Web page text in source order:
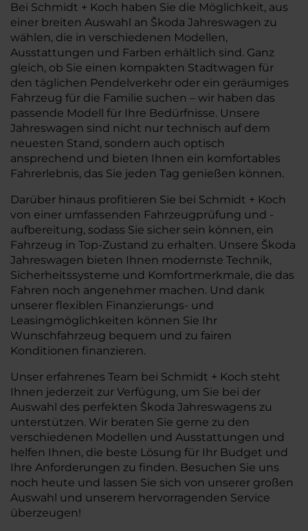
Bei Schmidt + Koch haben Sie die Möglichkeit, aus
einer breiten Auswahl an Škoda Jahreswagen zu
wählen, die in verschiedenen Modellen,
Ausstattungen und Farben erhältlich sind. Ganz
gleich, ob Sie einen kompakten Stadtwagen für
den täglichen Pendelverkehr oder ein geräumiges
Fahrzeug für die Familie suchen – wir haben das
passende Modell für Ihre Bedürfnisse. Unsere
Jahreswagen sind nicht nur technisch auf dem
neuesten Stand, sondern auch optisch
ansprechend und bieten Ihnen ein komfortables
Fahrerlebnis, das Sie jeden Tag genießen können.
Darüber hinaus profitieren Sie bei Schmidt + Koch
von einer umfassenden Fahrzeugprüfung und -
aufbereitung, sodass Sie sicher sein können, ein
Fahrzeug in Top-Zustand zu erhalten. Unsere Škoda
Jahreswagen bieten Ihnen modernste Technik,
Sicherheitssysteme und Komfortmerkmale, die das
Fahren noch angenehmer machen. Und dank
unserer flexiblen Finanzierungs- und
Leasingmöglichkeiten können Sie Ihr
Wunschfahrzeug bequem und zu fairen
Konditionen finanzieren.
Unser erfahrenes Team bei Schmidt + Koch steht
Ihnen jederzeit zur Verfügung, um Sie bei der
Auswahl des perfekten Škoda Jahreswagens zu
unterstützen. Wir beraten Sie gerne zu den
verschiedenen Modellen und Ausstattungen und
helfen Ihnen, die beste Lösung für Ihr Budget und
Ihre Anforderungen zu finden. Besuchen Sie uns
noch heute und lassen Sie sich von unserer großen
Auswahl und unserem hervorragenden Service
überzeugen!